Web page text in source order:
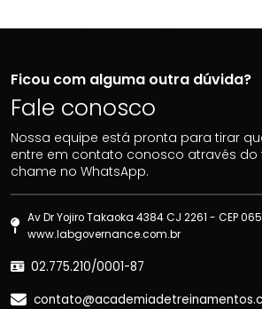
Ficou com alguma outra dúvida?
Fale conosco
Nossa equipe está pronta para tirar
entre em contato conosco através do
chame no WhatsApp.
Av Dr Yojiro Takaoka 4384 CJ 2261 - CEP
www.labgovernance.com.br
02.775.210/0001-87